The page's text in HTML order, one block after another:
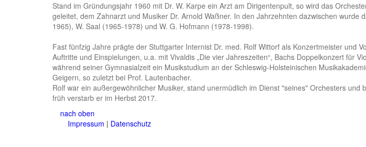
Stand im Gründungsjahr 1960 mit Dr. W. Karpe ein Arzt am Dirigentenpult, so wird das
geleitet, dem Zahnarzt und Musiker Dr. Arnold Waßner. In den Jahrzehnten dazwischen
1965), W. Saal (1965-1978) und W. G. Hofmann (1978-1998).
Fast fünfzig Jahre prägte der Stuttgarter Internist Dr. med. Rolf Wittorf als Konzertmeister und
Auftritte und Einspielungen, u.a. mit Vivaldis „Die vier Jahreszeiten“, Bachs Doppelkonzert für
während seiner Gymnasialzeit ein Musikstudium an der Schleswig-Holsteinischen
Geigern, so zuletzt bei Prof. Lautenbacher.
Rolf war ein außergewöhnlicher Musiker, stand unermüdlich im Dienst "seines" Orchesters
früh verstarb er im Herbst 2017.
nach oben
Impressum | Datenschutz